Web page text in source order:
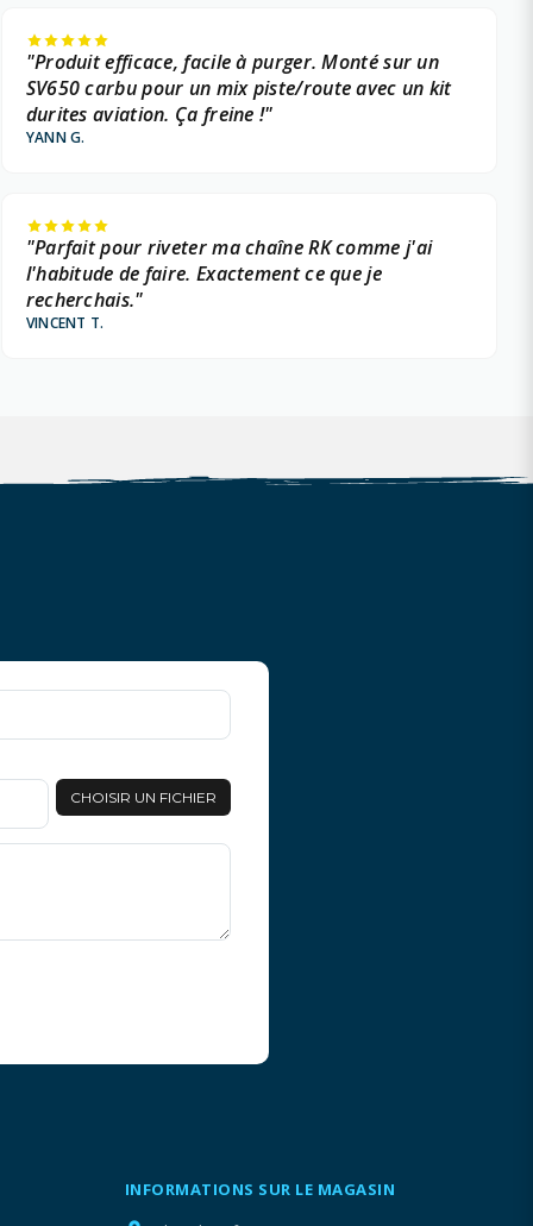
"Produit efficace, facile à purger. Monté sur un
SV650 carbu pour un mix piste/route avec un kit
durites aviation. Ça freine !"
YANN G.
"Parfait pour riveter ma chaîne RK comme j'ai
l'habitude de faire. Exactement ce que je
recherchais."
VINCENT T.
CHOISIR UN FICHIER
INFORMATIONS SUR LE MAGASIN